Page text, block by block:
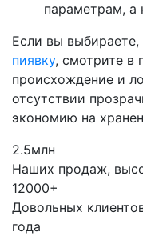
параметрам, а
Если вы
пиявку, смотрите в
происхождение и
отсутствии
экономию на
2.5млн
Наших продаж,
12000+
Довольных
года